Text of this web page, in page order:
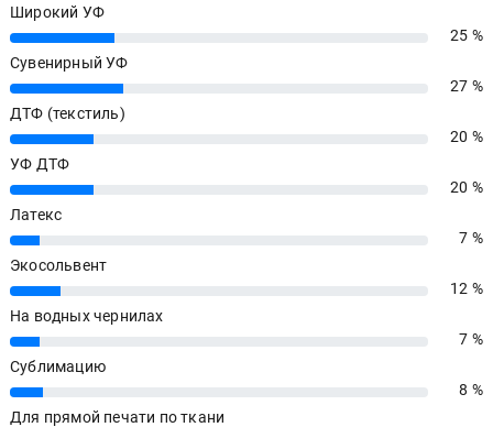
Широкий УФ
25%
25 %
Сувенирный УФ
27%
27 %
ДТФ (текстиль)
20%
20 %
УФ ДТФ
20%
20 %
Латекс
7%
7 %
Экосольвент
12%
12 %
На водных чернилах
7%
7 %
Сублимацию
8%
8 %
Для прямой печати по ткани